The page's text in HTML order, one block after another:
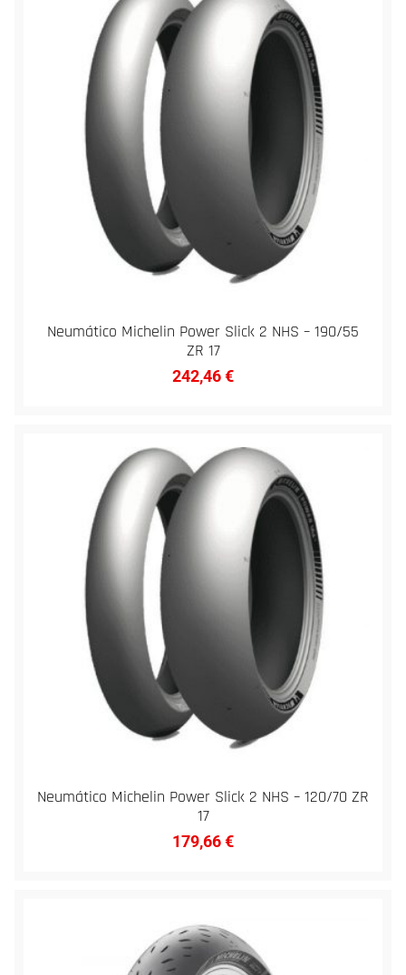
Neumático Michelin Power Slick 2 NHS – 190/55
ZR 17
242,46€
Neumático Michelin Power Slick 2 NHS – 120/70 ZR
17
179,66€